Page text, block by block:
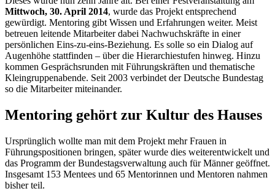
Mittwoch, 30. April 2014, wurde das Projekt entsprechend
gewürdigt. Mentoring gibt Wissen und Erfahrungen weiter. Meist
betreuen leitende Mitarbeiter dabei Nachwuchskräfte in einer
persönlichen Eins-zu-eins-Beziehung. Es solle so ein Dialog auf
Augenhöhe stattfinden – über die Hierarchiestufen hinweg. Hinzu
kommen Gesprächsrunden mit Führungskräften und thematische
Kleingruppenabende. Seit 2003 verbindet der Deutsche Bundestag
so die Mitarbeiter miteinander.
Mentoring gehört zur Kultur des Hauses
Ursprünglich wollte man mit dem Projekt mehr Frauen in
Führungspositionen bringen, später wurde dies weiterentwickelt und
das Programm der Bundestagsverwaltung auch für Männer geöffnet.
Insgesamt 153 Mentees und 65 Mentorinnen und Mentoren nahmen
bisher teil.